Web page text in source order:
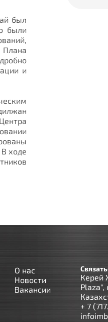
был
были
и
ходе
О нас
Новости
Вакансии
Керей
Plaza",
+ 7